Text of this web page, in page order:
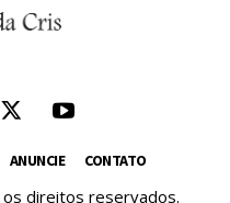
ANUNCIE CONTATO
direitos reservados.